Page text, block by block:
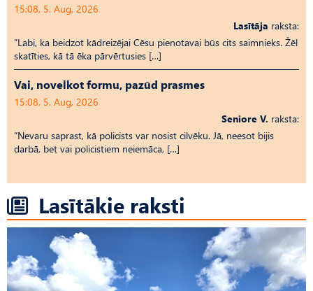
15:08, 5. Aug, 2026
Lasītāja raksta:
“Labi, ka beidzot kādreizējai Cēsu pienotavai būs cits saimnieks. Žēl
skatīties, kā tā ēka pārvērtusies […]
Vai, novelkot formu, pazūd prasmes
15:08, 5. Aug, 2026
Seniore V. raksta:
“Nevaru saprast, kā policists var nosist cilvēku. Jā, neesot bijis
darbā, bet vai policistiem neiemāca, […]
Lasītākie raksti